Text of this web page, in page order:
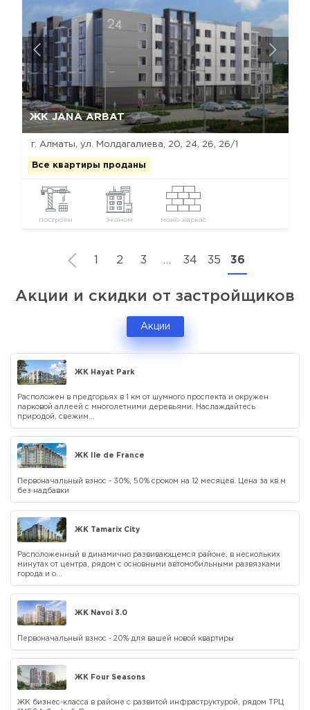
ЖК JANA ARBAT
г. Алматы, ул. Молдагалиева, 20, 24, 26, 26/1
Все квартиры проданы
построен эконом моно-каркас
Да, удалить Отмена
2 3 … 34 35 36
Акции и скидки от застройщиков
Акции
ЖК Hayat Park
Расположен в предгорьях в 1 км от шумного проспекта и окружен
парковой аллеей с многолетними деревьями. Наслаждайтесь
природой, свежим...
ЖК Ile de France
Первоначальный взнос - 30%, 50% сроком на 12 месяцев. Цена за кв.м
без надбавки
ЖК Tamarix City
Расположенный в динамично развивающемся районе, в нескольких
минутах от центра, рядом с основными автомобильными развязками
города и о...
ЖК Navoi 3.0
Первоначальный взнос - 20% для вашей новой квартиры
ЖК Four Seasons
ЖК бизнес-класса в районе с развитой инфраструктурой, рядом ТРЦ